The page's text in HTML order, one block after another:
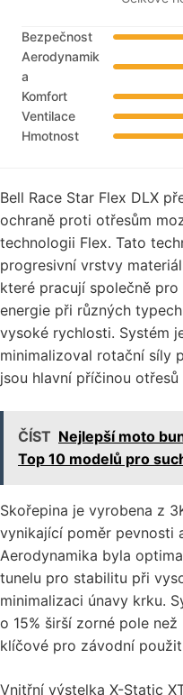
Bezpečnost
Aerodynamik
a
Komfort
Ventilace
Hmotnost
Bell Race Star Flex DLX
ochraně proti otřesům
technologii Flex. Tato
progresivní vrstvy
které pracují společně
energie při různých
vysoké rychlosti. Systém
minimalizoval rotační síly
jsou hlavní příčinou
ČÍST Nejlepší moto
Top 10 modelů pro
Skořepina je vyrobena z
vynikající poměr pevnosti
Aerodynamika byla
tunelu pro stabilitu při
minimalizaci únavy krku.
o 15% širší zorné pole
klíčové pro závodní
Vnitřní výstelka X-Static